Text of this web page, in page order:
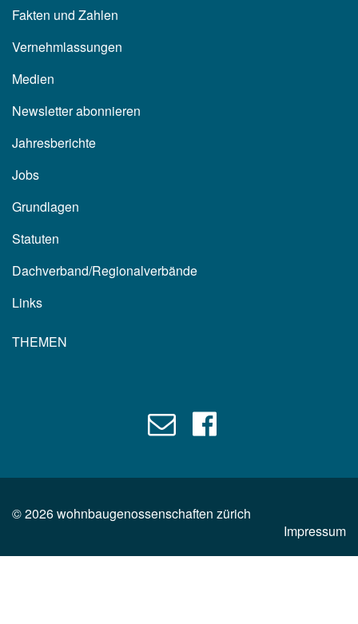
Fakten und Zahlen
Vernehmlassungen
Medien
Newsletter abonnieren
Jahresberichte
Jobs
Grundlagen
Statuten
Dachverband/Regionalverbände
Links
THEMEN
©2026wohnbaugenossenschaften zürich
Impressum